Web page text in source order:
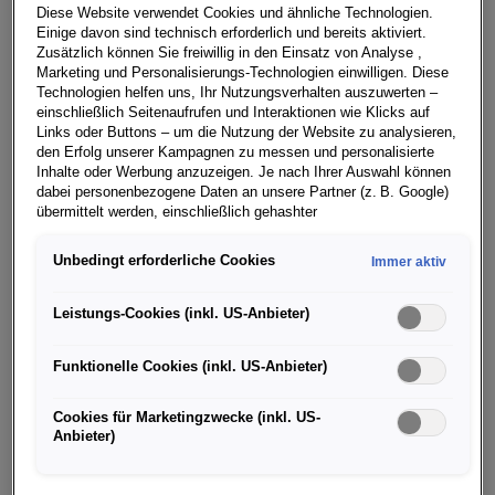
spanischen Ortsnamen wird der neue SUV von SEAT
benannt werden, der 2018 auf den Markt kommen wird.
Diese Namen gab Luca de Meo, Vorstandsvorsitzender
der SEAT S.A., bei der SEAT Pressekonferenz auf der
Internationalen Automobil-Ausstellung (IAA) in
Frankfurt am Main bekannt.
Stimmabgabe übers Internet
Ab dem heutigen Tage bis zum 25. September kann
jeder, der für seinen Namensfavoriten abstimmen
seine Stimme abgeben. Der Name, auf den die meisten
Zielgerade ein. Die vier Finalisten haben seit dem
Diese Website verwendet Cookies und ähnliche Technologien.
Einige davon sind technisch erforderlich und bereits aktiviert.
Zusätzlich können Sie freiwillig in den Einsatz von Analyse ,
Marketing und Personalisierungs-Technologien einwilligen. Diese
Technologien helfen uns, Ihr Nutzungsverhalten auszuwerten –
einschließlich Seitenaufrufen und Interaktionen wie Klicks auf
Links oder Buttons – um die Nutzung der Website zu analysieren,
den Erfolg unserer Kampagnen zu messen und personalisierte
Inhalte oder Werbung anzuzeigen. Je nach Ihrer Auswahl können
dabei personenbezogene Daten an unsere Partner (z. B. Google)
übermittelt werden, einschließlich gehashter
(z. B. E Mail Adresse oder Telefonnummer).
Dienste der Google Ireland Ltd., die personenbezogene Daten an
die Google LLC in den USA weiterleiten kann. In den USA besteht
und eingeschränkte Rechtsschutzmöglichkeiten können nicht
von Standardvertragsklauseln der Europäischen Kommission.
Unbedingt erforderliche Cookies Immer aktiv
Leistungs-Cookies (inkl. US-Anbieter)
Funktionelle Cookies (inkl. US-Anbieter)
Cookies für Marketingzwecke (inkl. US-
Anbieter)